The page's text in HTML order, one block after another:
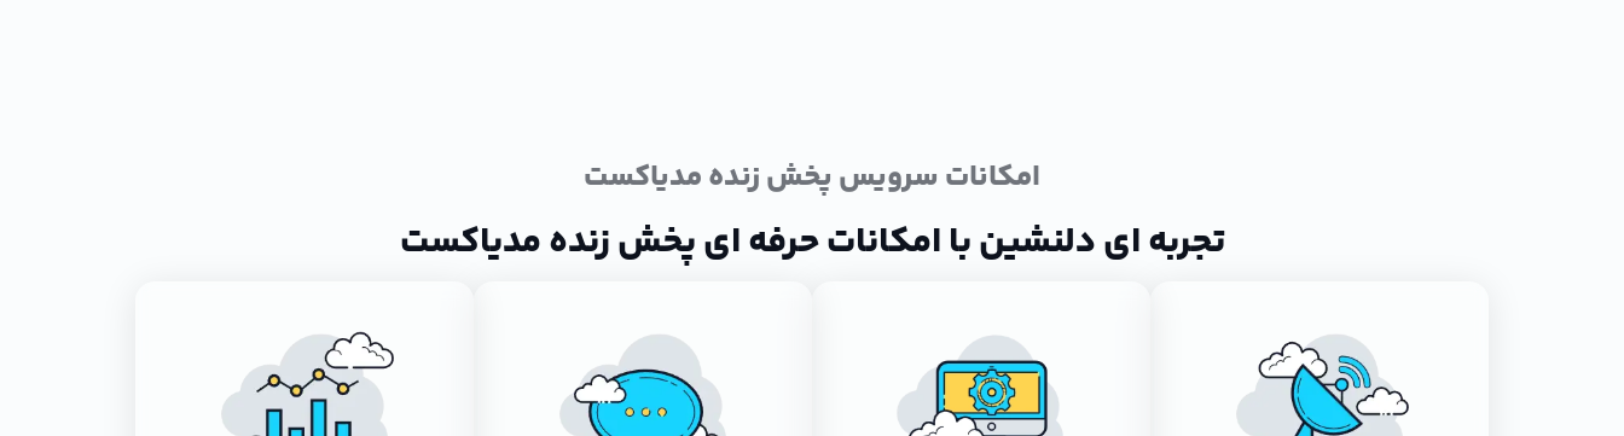
امکانات سرویس پخش زنده مدیاکست
تجربه ای دلنشین با امکانات حرفه ای پخش زنده مدیاکست